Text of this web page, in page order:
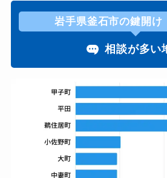
岩手県釜石市の鍵開け
相談が多い